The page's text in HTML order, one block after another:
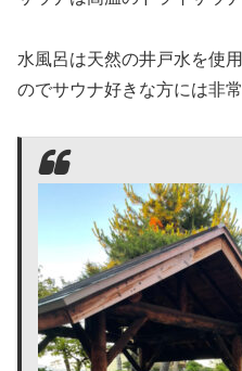
水風呂は天然の井戸水を使
のでサウナ好きな方には非